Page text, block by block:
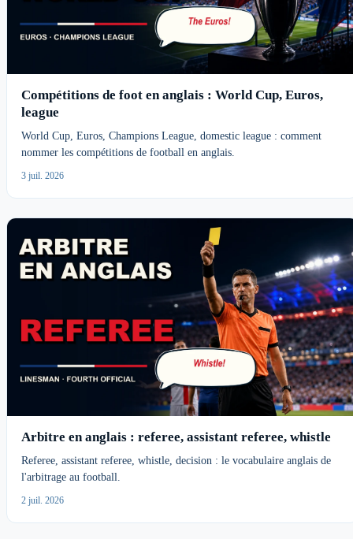
Compétitions de foot en anglais : World Cup, Euros,
league
World Cup, Euros, Champions League, domestic league : comment
nommer les compétitions de football en anglais.
3 juil. 2026
Arbitre en anglais : referee, assistant referee, whistle
Referee, assistant referee, whistle, decision : le vocabulaire anglais de
l'arbitrage au football.
2 juil. 2026